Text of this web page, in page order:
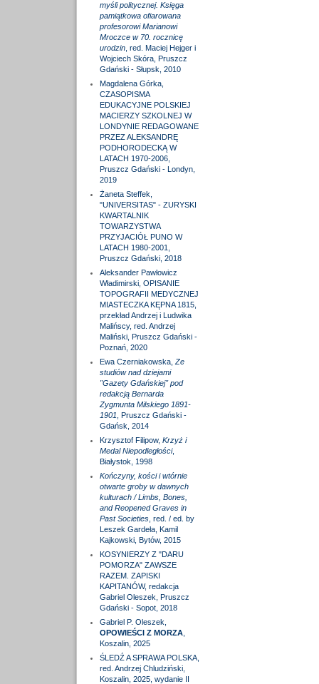
myśli politycznej. Księga
pamiątkowa ofiarowana
profesorowi Marianowi
Mroczce w 70. rocznicę
urodzin, red. Maciej Hejger i
Wojciech Skóra, Pruszcz
Gdański - Słupsk, 2010
Magdalena Górka,
CZASOPISMA
EDUKACYJNE POLSKIEJ
MACIERZY SZKOLNEJ W
LONDYNIE REDAGOWANE
PRZEZ ALEKSANDRĘ
PODHORODECKĄ W
LATACH 1970-2006,
Pruszcz Gdański - Londyn,
2019
Żaneta Steffek,
"UNIVERSITAS" - ZURYSKI
KWARTALNIK
TOWARZYSTWA
PRZYJACIÓŁ PUNO W
LATACH 1980-2001,
Pruszcz Gdański, 2018
Aleksander Pawłowicz
Władimirski, OPISANIE
TOPOGRAFII MEDYCZNEJ
MIASTECZKA KĘPNA 1815,
przekład Andrzej i Ludwika
Malińscy, red. Andrzej
Maliński, Pruszcz Gdański -
Poznań, 2020
Ewa Czerniakowska, Ze
studiów nad dziejami
"Gazety Gdańskiej" pod
redakcją Bernarda
Zygmunta Milskiego 1891-
1901 , Pruszcz Gdański -
Gdańsk, 2014
Krzysztof Filipow, Krzyż i
Medal Niepodległości,
Białystok, 1998
Kończyny, kości i wtórnie
otwarte groby w dawnych
kulturach / Limbs, Bones,
and Reopened Graves in
Past Societies, red. / ed. by
Leszek Gardeła, Kamil
Kajkowski, Bytów, 2015
KOSYNIERZY Z "DARU
POMORZA" ZAWSZE
RAZEM. ZAPISKI
KAPITANÓW, redakcja
Gabriel Oleszek, Pruszcz
Gdański - Sopot, 2018
Gabriel P. Oleszek,
OPOWIEŚCI Z MORZA,
Koszalin, 2025
ŚLEDŹ A SPRAWA POLSKA,
red. Andrzej Chludziński,
Koszalin, 2025, wydanie II